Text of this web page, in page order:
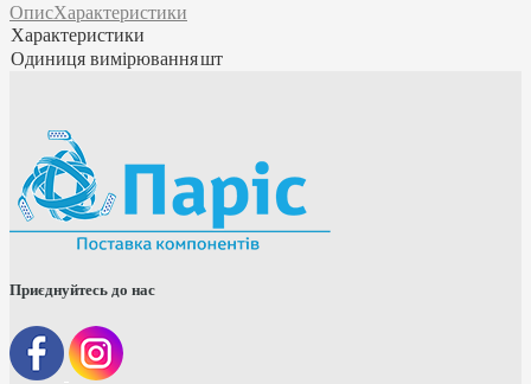
ОписХарактеристики
Характеристики
Одиниця вимірюванняшт
Приєднуйтесь до нас